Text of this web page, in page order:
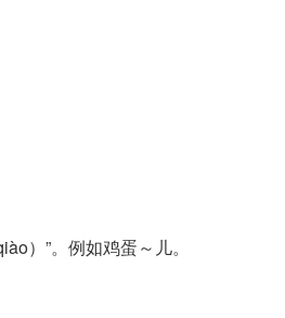
）”。例如鸡蛋～儿。